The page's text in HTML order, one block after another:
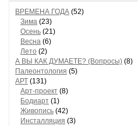
ВРЕМЕНА ГОДА (52)
Зима (23)
Осень (21)
Весна (6)
Лето (2)
А ВЫ КАК ДУМАЕТЕ? (Вопросы) (8)
Палеонтология (5)
АРТ (131)
Арт-проект (8)
Бодиарт (1)
Живопись (42)
Инсталляция (3)